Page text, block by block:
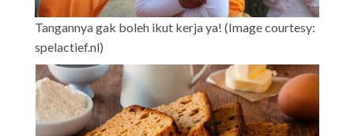
Tangannya gak boleh ikut kerja ya! (Image courtesy:
spelactief.nl)